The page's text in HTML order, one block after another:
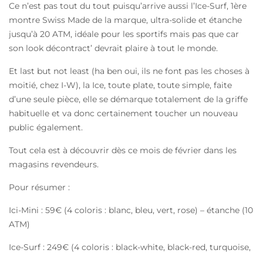
Ce n’est pas tout du tout puisqu’arrive aussi l’Ice-Surf, 1ère
montre Swiss Made de la marque, ultra-solide et étanche
jusqu’à 20 ATM, idéale pour les sportifs mais pas que car
son look décontract’ devrait plaire à tout le monde.
Et last but not least (ha ben oui, ils ne font pas les choses à
moitié, chez I-W), la Ice, toute plate, toute simple, faite
d’une seule pièce, elle se démarque totalement de la griffe
habituelle et va donc certainement toucher un nouveau
public également.
Tout cela est à découvrir dès ce mois de février dans les
magasins revendeurs.
Pour résumer :
Ici-Mini : 59€ (4 coloris : blanc, bleu, vert, rose) – étanche (10
ATM)
Ice-Surf : 249€ (4 coloris : black-white, black-red, turquoise,